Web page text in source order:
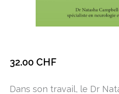
32.00 CHF
Dans son travail, le Dr